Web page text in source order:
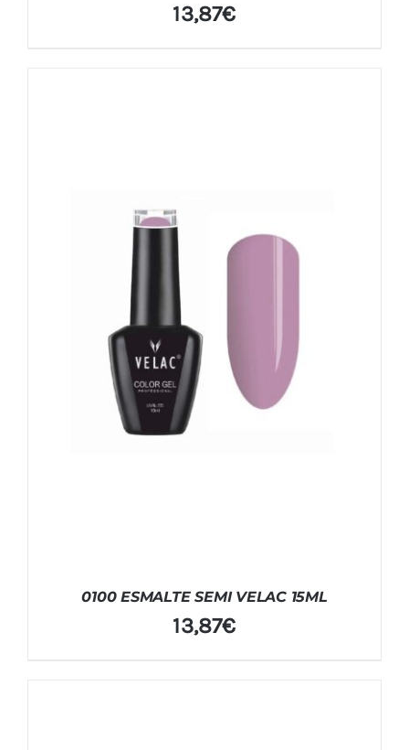
13,87€
0100 ESMALTE SEMI VELAC 15ML
13,87€